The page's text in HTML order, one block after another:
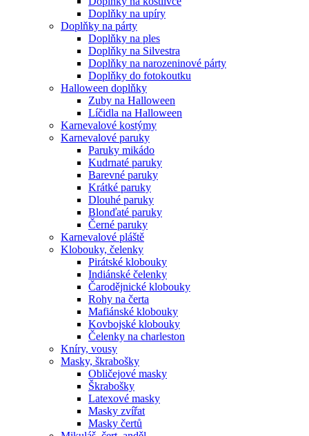
Doplňky na upíry
Doplňky na párty
Doplňky na ples
Doplňky na Silvestra
Doplňky na narozeninové párty
Doplňky do fotokoutku
Halloween doplňky
Zuby na Halloween
Líčidla na Halloween
Karnevalové kostýmy
Karnevalové paruky
Paruky mikádo
Kudrnaté paruky
Barevné paruky
Krátké paruky
Dlouhé paruky
Blonďaté paruky
Černé paruky
Karnevalové pláště
Klobouky, čelenky
Pirátské klobouky
Indiánské čelenky
Čarodějnické klobouky
Rohy na čerta
Mafiánské klobouky
Kovbojské klobouky
Čelenky na charleston
Kníry, vousy
Masky, škrabošky
Obličejové masky
Škrabošky
Latexové masky
Masky zvířat
Masky čertů